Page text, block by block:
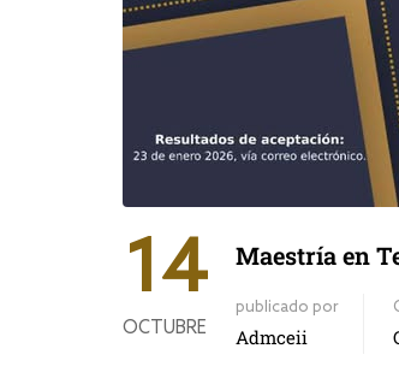
14
OCTUBRE
Maestría en
publicado por
Admceii